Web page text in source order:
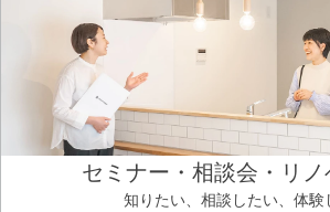
セミナー・相談会・リノ
知りたい、相談したい、体験